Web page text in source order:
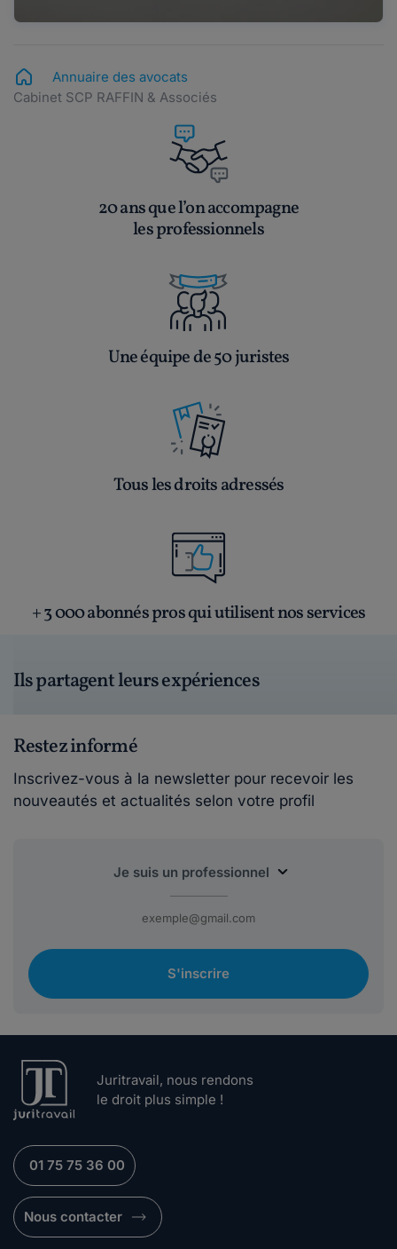
Annuaire des avocats
Cabinet SCP RAFFIN & Associés
20 ans que l’on accompagne
les professionnels
Une équipe de 50 juristes
Tous les droits adressés
+ 3 000 abonnés pros qui utilisent nos services
Ils partagent leurs expériences
Restez informé
Inscrivez-vous à la newsletter pour recevoir les
nouveautés et actualités selon votre profil
S'inscrire
Juritravail, nous rendons
le droit plus simple !
01 75 75 36 00
Nous contacter